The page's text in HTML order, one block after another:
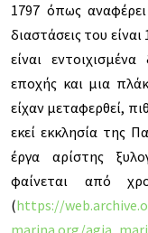
1797 όπως
διαστάσεις του
είναι
εποχής και μια
είχαν μεταφερθεί,
εκεί εκκλησία της
έργα αρίστης
φαίνεται από
(https://